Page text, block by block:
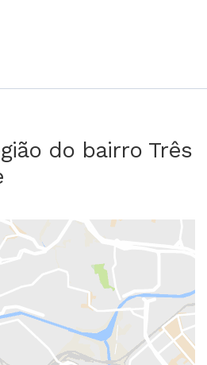
do bairro Três